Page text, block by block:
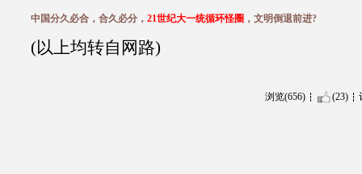
中国分久必合，合久必分， 21世纪大一统循环怪圈 ，文明倒退前进?
(以上均转自网路)
浏览(656) (23)